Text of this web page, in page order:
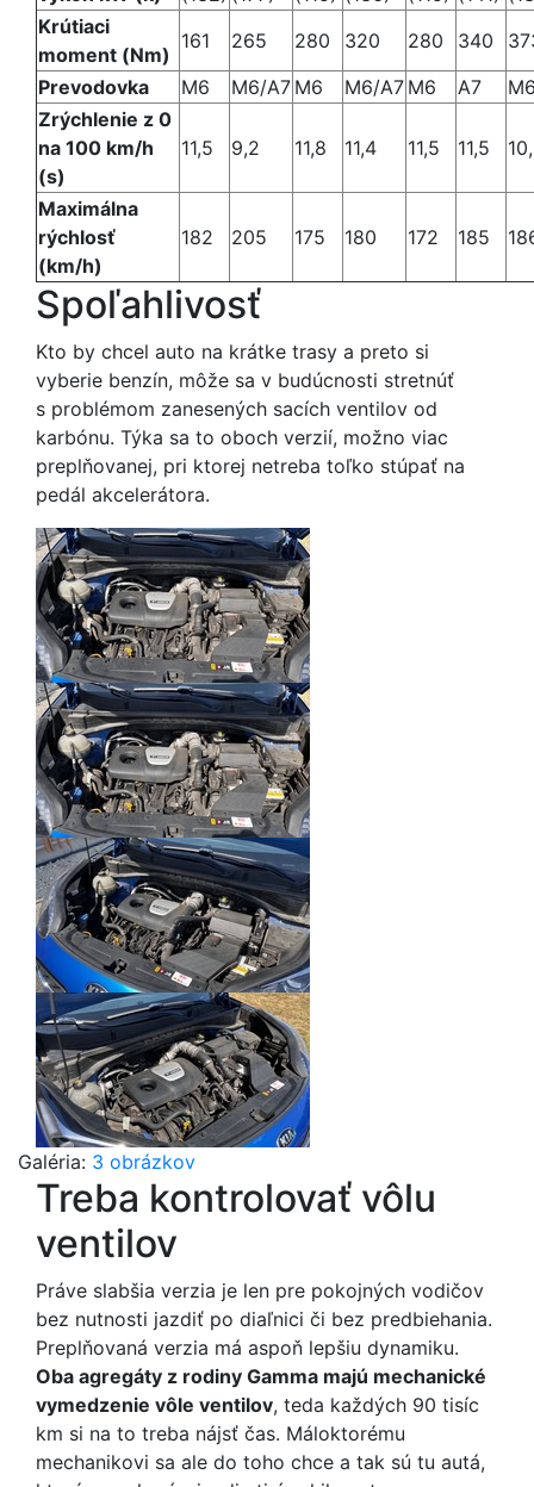
Krútiaci
moment (Nm)
161 265 280 320 280 340
Prevodovka
M6 M6/A7 M6 M6/A7 M6 A7
Zrýchlenie z 0
na 100 km/h
(s)
11,5 9,2 11,8 11,4 11,5 11,5
Maximálna
rýchlosť
(km/h)
182 205 175 180 172 185
Spoľahlivosť
Kto by chcel auto na krátke trasy a preto si
vyberie benzín, môže sa v budúcnosti stretnúť
s problémom zanesených sacích ventilov od
karbónu. Týka sa to oboch verzií, možno viac
preplňovanej, pri ktorej netreba toľko stúpať na
pedál akcelerátora.
Galéria: 3 obrázkov
Treba kontrolovať vôlu
ventilov
Práve slabšia verzia je len pre pokojných vodičov
bez nutnosti jazdiť po diaľnici či bez predbiehania.
Preplňovaná verzia má aspoň lepšiu dynamiku.
Oba agregáty z rodiny Gamma majú mechanické
vymedzenie vôle ventilov, teda každých 90 tisíc
km si na to treba nájsť čas. Máloktorému
mechanikovi sa ale do toho chce a tak sú tu autá,